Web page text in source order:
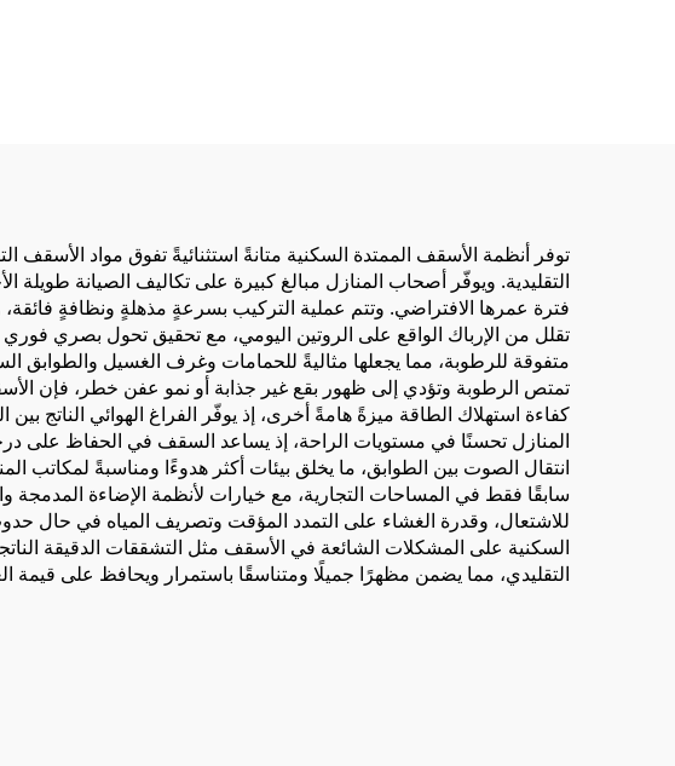
توفر أنظمة الأسقف الممتدة السكنية متانةً استثنائيةً تفوق مواد
التقليدية. ويوفّر أصحاب المنازل مبالغ كبيرة على تكاليف الصيانة
فترة عمرها الافتراضي. وتتم عملية التركيب بسرعةٍ مذهلةٍ ونظافةٍ فائقة،
تقلل من الإرباك الواقع على الروتين اليومي، مع تحقيق تحول بصري فوري
متفوقة للرطوبة، مما يجعلها مثاليةً للحمامات وغرف الغسيل والطوابق
تمتص الرطوبة وتؤدي إلى ظهور بقع غير جذابة أو نمو عفن خطر، فإن
كفاءة استهلاك الطاقة ميزةً هامةً أخرى، إذ يوفّر الفراغ الهوائي الناتج
المنازل تحسنًا في مستويات الراحة، إذ يساعد السقف في الحفاظ على
انتقال الصوت بين الطوابق، ما يخلق بيئات أكثر هدوءًا ومناسبةً لمكاتب
سابقًا فقط في المساحات التجارية، مع خيارات لأنظمة الإضاءة
للاشتعال، وقدرة الغشاء على التمدد المؤقت وتصريف المياه في حال
السكنية على المشكلات الشائعة في الأسقف مثل التشققات الدقيقة
التقليدي، مما يضمن مظهرًا جميلًا ومتناسقًا باستمرار ويحافظ على قيمة